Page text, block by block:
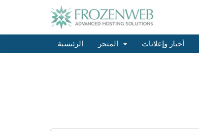
الرئيسية أخبار وإعلانات